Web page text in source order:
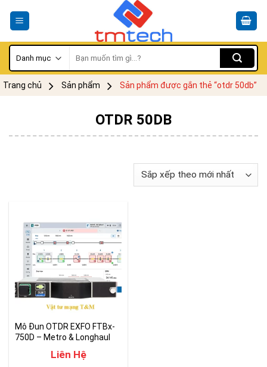
kiếm:
Trang chủ Sản phẩm Sản phẩm được gắn thẻ “otdr 50db”
OTDR 50DB
Mô Đun OTDR EXFO FTBx-
750D – Metro & Longhaul
Liên Hệ